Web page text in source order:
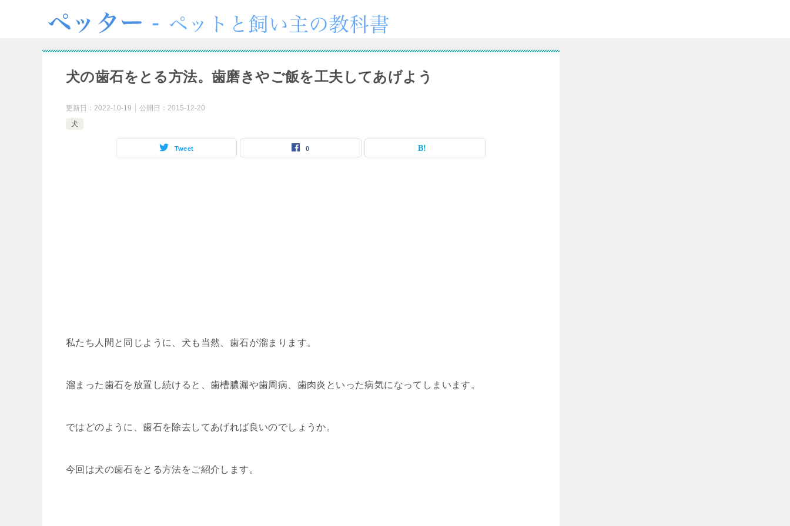
犬の歯石をとる方法。歯磨きやご飯を工夫してあげよう
更新日： 2022-10-19 公開日： 2015-12-20
犬
Tweet 0
私たち人間と同じように、犬も当然、歯石が溜まります。
溜まった歯石を放置し続けると、歯槽膿漏や歯周病、歯肉炎といった病気になってしまいます。
ではどのように、歯石を除去してあげれば良いのでしょうか。
今回は犬の歯石をとる方法をご紹介します。